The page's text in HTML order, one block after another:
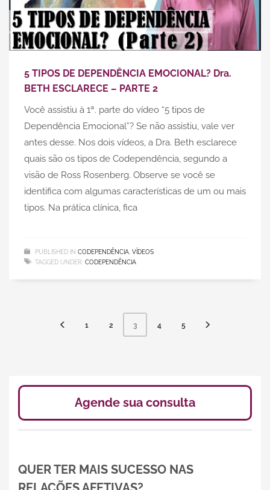
5 TIPOS DE DEPENDÊNCIA EMOCIONAL? Dra.
BETH ESCLARECE – PARTE 2
Você assistiu à 1ª. parte do vídeo “5 tipos de
Dependência Emocional”? Se não assistiu, vale ver
antes desse. Nos dois vídeos, a Dra. Beth esclarece
quais são os tipos de Codependência, segundo a
visão de Ross Rosenberg. Observe se você se
identifica com algumas características de um ou mais
tipos. Na prática clínica, fica
PUBLISHED IN CODEPENDÊNCIA, VÍDEOS
TAGGED UNDER: CODEPENDÊNCIA
1 2 3 4 5
Agende sua consulta
QUER TER MAIS SUCESSO NAS